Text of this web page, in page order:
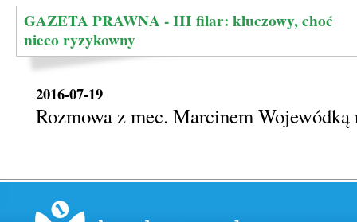
GAZETA PRAWNA - III filar: kluczowy, choć
nieco ryzykowny
2016-07-19
Rozmowa z mec. Marcinem